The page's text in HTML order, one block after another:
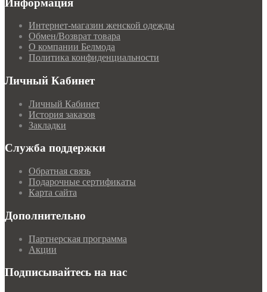
Интернет-магазин женской одежды
Обмен/Возврат товара
О компании Белмода
Политика конфиденциальности
Личный Кабинет
Личный Кабинет
История заказов
Закладки
Служба поддержки
Обратная связь
Подарочные сертификаты
Карта сайта
Дополнительно
Партнерская программа
Акции
Подписывайтесь на нас